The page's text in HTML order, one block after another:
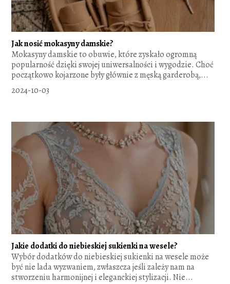
Jak nosić mokasyny damskie?
Mokasyny damskie to obuwie, które zyskało ogromną
popularność dzięki swojej uniwersalności i wygodzie. Choć
początkowo kojarzone były głównie z męską garderobą,...
2024-10-03
Jakie dodatki do niebieskiej sukienki na wesele?
Wybór dodatków do niebieskiej sukienki na wesele może
być nie lada wyzwaniem, zwłaszcza jeśli zależy nam na
stworzeniu harmonijnej i eleganckiej stylizacji. Nie...